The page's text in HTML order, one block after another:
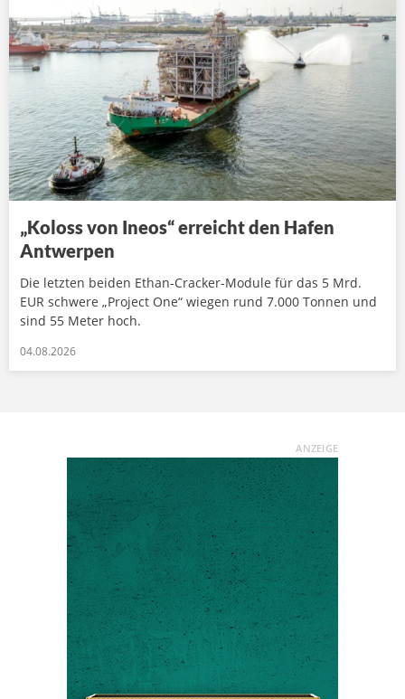
„Koloss von Ineos“ erreicht den Hafen
Antwerpen
Die letzten beiden Ethan-Cracker-Module für das 5 Mrd.
EUR schwere „Project One“ wiegen rund 7.000 Tonnen und
sind 55 Meter hoch.
04.08.2026
ANZEIGE